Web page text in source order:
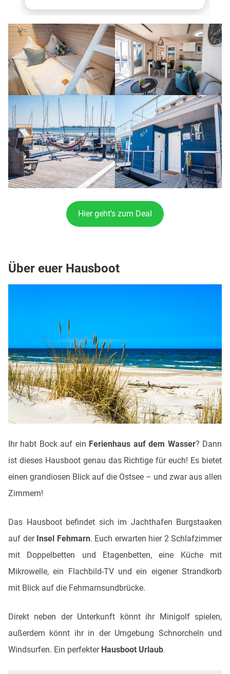
Hier geht’s zum Deal
Über euer Hausboot
Ihr habt Bock auf ein Ferienhaus auf dem Wasser? Dann
ist dieses Hausboot genau das Richtige für euch! Es bietet
einen grandiosen Blick auf die Ostsee – und zwar aus allen
Zimmern!
Das Hausboot befindet sich im Jachthafen Burgstaaken
auf der Insel Fehmarn. Euch erwarten hier 2 Schlafzimmer
mit Doppelbetten und Etagenbetten, eine Küche mit
Mikrowelle, ein Flachbild-TV und ein eigener Strandkorb
mit Blick auf die Fehmarnsundbrücke.
Direkt neben der Unterkunft könnt ihr Minigolf spielen,
außerdem könnt ihr in der Umgebung Schnorcheln und
Windsurfen. Ein perfekter Hausboot Urlaub.